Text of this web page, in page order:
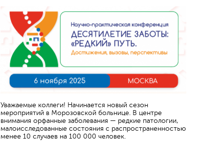
Уважаемые коллеги! Начинается новый сезон
мероприятий в Морозовской больнице. В центре
внимания орфанные заболевания — редкие патологии,
малоисследованные состояния с распространенностью
менее 10 случаев на 100 000 человек.
Отменить